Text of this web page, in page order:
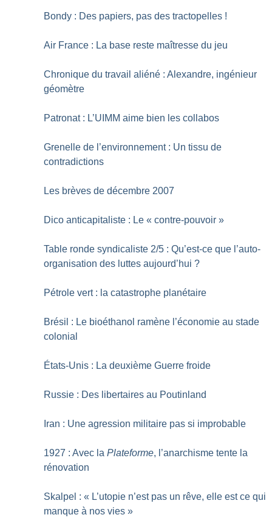
Bondy : Des papiers, pas des tractopelles !
Air France : La base reste maîtresse du jeu
Chronique du travail aliéné : Alexandre, ingénieur
géomètre
Patronat : L’UIMM aime bien les collabos
Grenelle de l’environnement : Un tissu de
contradictions
Les brèves de décembre 2007
Dico anticapitaliste : Le « contre-pouvoir »
Table ronde syndicaliste 2/5 : Qu’est-ce que l’auto-
organisation des luttes aujourd’hui ?
Pétrole vert : la catastrophe planétaire
Brésil : Le bioéthanol ramène l’économie au stade
colonial
États-Unis : La deuxième Guerre froide
Russie : Des libertaires au Poutinland
Iran : Une agression militaire pas si improbable
1927 : Avec laPlateforme, l’anarchisme tente la
rénovation
Skalpel : « L’utopie n’est pas un rêve, elle est ce qui
manque à nos vies »